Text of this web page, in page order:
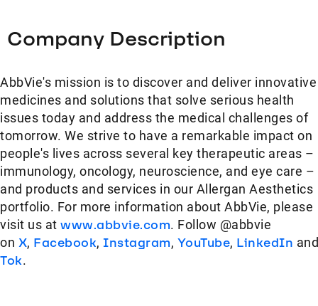
Company Description
AbbVie's mission is to discover and deliver innovative
medicines and solutions that solve serious health
issues today and address the medical challenges of
tomorrow. We strive to have a remarkable impact on
people's lives across several key therapeutic areas –
immunology, oncology, neuroscience, and eye care –
and products and services in our Allergan Aesthetics
portfolio. For more information about AbbVie, please
visit us at www.abbvie.com. Follow @abbvie
on X, Facebook, Instagram, YouTube, LinkedIn
Tok.